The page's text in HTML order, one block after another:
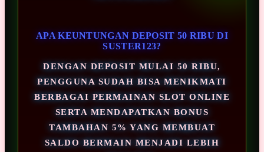
APA KEUNTUNGAN DEPOSIT 50 RIBU DI
SUSTER123?
DENGAN DEPOSIT MULAI 50 RIBU,
PENGGUNA SUDAH BISA MENIKMATI
BERBAGAI PERMAINAN SLOT ONLINE
SERTA MENDAPATKAN BONUS
TAMBAHAN 5% YANG MEMBUAT
SALDO BERMAIN MENJADI LEBIH